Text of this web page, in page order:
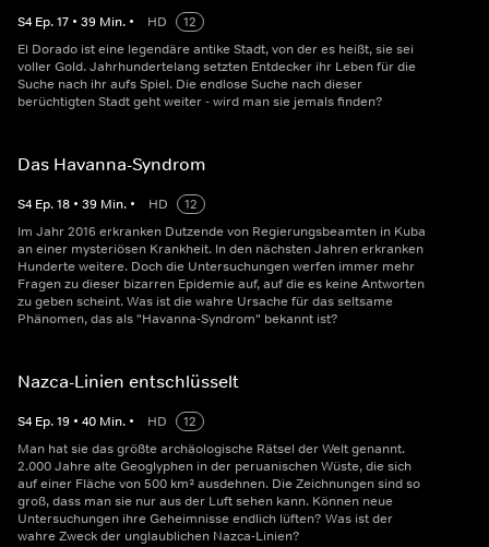
S4 Ep.17 • 39 Min. • HD
12
El Dorado ist eine legendäre antike Stadt, von der es heißt, sie sei
voller Gold. Jahrhundertelang setzten Entdecker ihr Leben für die
Suche nach ihr aufs Spiel. Die endlose Suche nach dieser
berüchtigten Stadt geht weiter - wird man sie jemals finden?
Das Havanna-Syndrom
S4 Ep.18 • 39 Min. • HD
12
Im Jahr 2016 erkranken Dutzende von Regierungsbeamten in Kuba
an einer mysteriösen Krankheit. In den nächsten Jahren erkranken
Hunderte weitere. Doch die Untersuchungen werfen immer mehr
Fragen zu dieser bizarren Epidemie auf, auf die es keine Antworten
zu geben scheint. Was ist die wahre Ursache für das seltsame
Phänomen, das als "Havanna-Syndrom" bekannt ist?
Nazca-Linien entschlüsselt
S4 Ep.19 • 40 Min. • HD
12
Man hat sie das größte archäologische Rätsel der Welt genannt.
2.000 Jahre alte Geoglyphen in der peruanischen Wüste, die sich
auf einer Fläche von 500 km² ausdehnen. Die Zeichnungen sind so
groß, dass man sie nur aus der Luft sehen kann. Können neue
Untersuchungen ihre Geheimnisse endlich lüften? Was ist der
wahre Zweck der unglaublichen Nazca-Linien?